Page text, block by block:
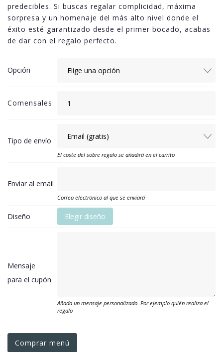
predecibles. Si buscas regalar complicidad, máxima
sorpresa y un homenaje del más alto nivel donde el
éxito esté garantizado desde el primer bocado, acabas
de dar con el regalo perfecto.
Opción
Comensales
Tipo de envío
El coste del sobre regalo se añadirá en el carrito
Enviar al email
Correo electrónico al que se enviará
Diseño Elegir diseño
Mensaje
para el cupón
Añada un mensaje personalizado. Por ejemplo quién realiza el
regalo
Comprar menú